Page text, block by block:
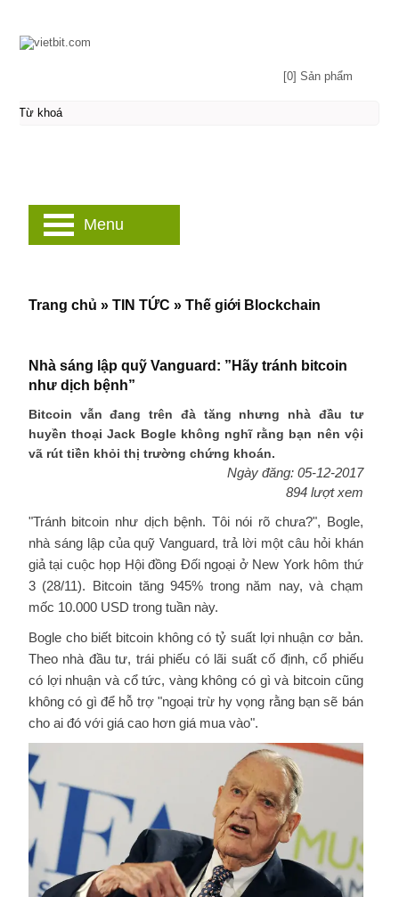
Nhà sáng lập quỹ Vanguard: ”Hãy tránh bitcoin
như dịch bệnh”
Bitcoin vẫn đang trên đà tăng nhưng nhà đầu tư
huyền thoại Jack Bogle không nghĩ rằng bạn nên vội
vã rút tiền khỏi thị trường chứng khoán.
Ngày đăng: 05-12-2017
894 lượt xem
"Tránh bitcoin như dịch bệnh. Tôi nói rõ chưa?", Bogle,
nhà sáng lập của quỹ Vanguard, trả lời một câu hỏi khán
giả tại cuộc họp Hội đồng Đối ngoại ở New York hôm thứ
3 (28/11). Bitcoin tăng 945% trong năm nay, và chạm
mốc 10.000 USD trong tuần này.
Bogle cho biết bitcoin không có tỷ suất lợi nhuận cơ bản.
Theo nhà đầu tư, trái phiếu có lãi suất cố định, cổ phiếu
có lợi nhuận và cổ tức, vàng không có gì và bitcoin cũng
không có gì để hỗ trợ "ngoại trừ hy vọng rằng bạn sẽ bán
cho ai đó với giá cao hơn giá mua vào".
Trang chủ » TIN TỨC » Thế giới Blockchain
[0] Sản phẩm
Menu